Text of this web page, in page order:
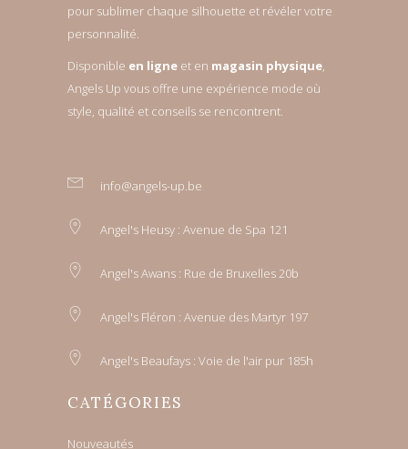
pour sublimer chaque silhouette et révéler votre
personnalité.
Disponible en ligne et en magasin physique,
Angels Up vous offre une expérience mode où
style, qualité et conseils se rencontrent.
info@angels-up.be
Angel's Heusy : Avenue de Spa 121
Angel's Awans : Rue de Bruxelles 20b
Angel's Fléron : Avenue des Martyr 197
Angel's Beaufays : Voie de l'air pur 185h
CATÉGORIES
Nouveautés